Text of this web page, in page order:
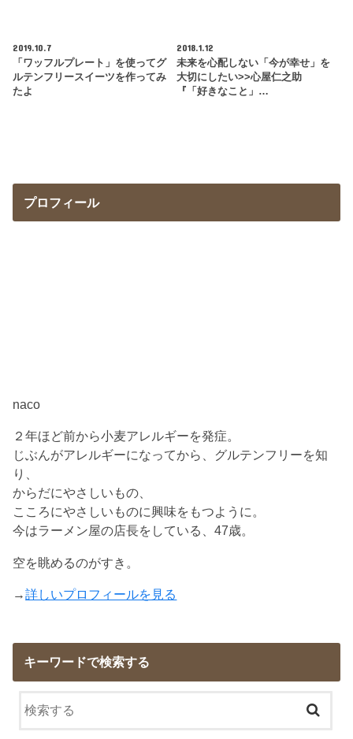
2019.10.7
「ワッフルプレート」を使ってグ
ルテンフリースイーツを作ってみ
たよ
2018.1.12
未来を心配しない「今が幸せ」を
大切にしたい>>心屋仁之助
『「好きなこと」…
プロフィール
naco
２年ほど前から小麦アレルギーを発症。
じぶんがアレルギーになってから、グルテンフリーを知
り、
からだにやさしいもの、
こころにやさしいものに興味をもつように。
今はラーメン屋の店長をしている、47歳。
空を眺めるのがすき。
→詳しいプロフィールを見る
キーワードで検索する